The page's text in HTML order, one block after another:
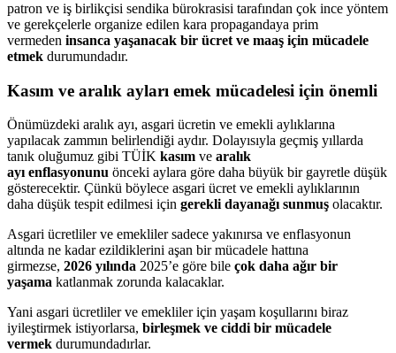
patron ve iş birlikçisi sendika bürokrasisi tarafından çok ince yöntem
ve gerekçelerle organize edilen kara propagandaya prim
vermeden insanca yaşanacak bir ücret ve maaş için mücadele
etmek durumundadır.
Kasım ve aralık ayları emek mücadelesi için önemli
Önümüzdeki aralık ayı, asgari ücretin ve emekli aylıklarına
yapılacak zammın belirlendiği aydır. Dolayısıyla geçmiş yıllarda
tanık oluğumuz gibi TÜİK kasım ve aralık
ayı enflasyonunu önceki aylara göre daha büyük bir gayretle düşük
gösterecektir. Çünkü böylece asgari ücret ve emekli aylıklarının
daha düşük tespit edilmesi için gerekli dayanağı sunmuş olacaktır.
Asgari ücretliler ve emekliler sadece yakınırsa ve enflasyonun
altında ne kadar ezildiklerini aşan bir mücadele hattına
girmezse, 2026 yılında 2025’e göre bile çok daha ağır bir
yaşama katlanmak zorunda kalacaklar.
Yani asgari ücretliler ve emekliler için yaşam koşullarını biraz
iyileştirmek istiyorlarsa, birleşmek ve ciddi bir mücadele
vermek durumundadırlar.